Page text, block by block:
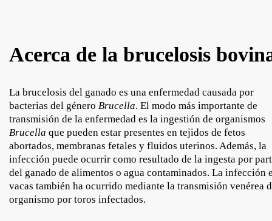
Acerca de la brucelosis
La brucelosis del ganado es una enfermedad causada por
bacterias del género Brucella. El modo más importante de
transmisión de la enfermedad es la ingestión de organismos
Brucella que pueden estar presentes en tejidos de fetos
abortados, membranas fetales y fluidos uterinos. Además, la
infección puede ocurrir como resultado de la ingesta por
del ganado de alimentos o agua contaminados. La infección
vacas también ha ocurrido mediante la transmisión venérea
organismo por toros infectados.